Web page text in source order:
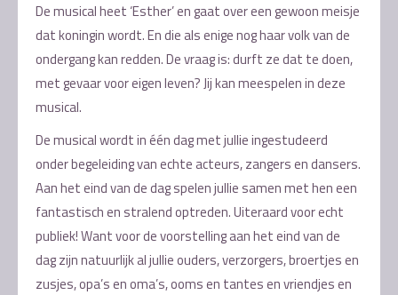
De musical heet ‘Esther’ en gaat over een gewoon meisje
dat koningin wordt. En die als enige nog haar volk van de
ondergang kan redden. De vraag is: durft ze dat te doen,
met gevaar voor eigen leven? Jij kan meespelen in deze
musical.
De musical wordt in één dag met jullie ingestudeerd
onder begeleiding van echte acteurs, zangers en dansers.
Aan het eind van de dag spelen jullie samen met hen een
fantastisch en stralend optreden. Uiteraard voor echt
publiek! Want voor de voorstelling aan het eind van de
dag zijn natuurlijk al jullie ouders, verzorgers, broertjes en
zusjes, opa’s en oma’s, ooms en tantes en vriendjes en